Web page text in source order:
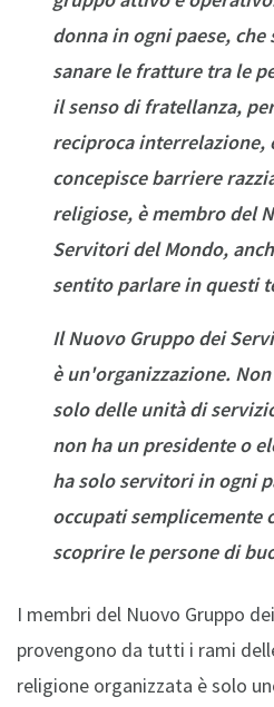
donna in ogni paese,
sanare le fratture tra le
il senso di fratellanza,
reciproca interrelazione,
concepisce barriere
religiose, è membro del
Servitori del Mondo,
sentito parlare in questi
Il Nuovo Gruppo dei
è un'organizzazione.
solo delle unità di
non ha un presidente o
ha solo servitori in ogni
occupati semplicemente
scoprire le persone di
I membri del Nuovo Gruppo
provengono da tutti i rami
religione organizzata è solo